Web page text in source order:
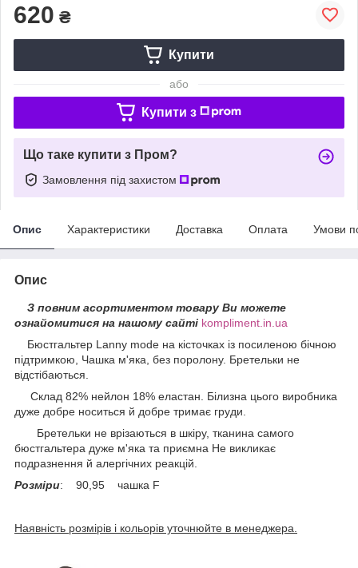
620 ₴
Купити
або
Купити з
Що таке купити з Пром?
Замовлення під захистом
Опис Характеристики Доставка Оплата Умови
Опис
З повним асортиментом товару Ви можете
ознайомитися на нашому сайті kompliment.in.ua
Бюстгальтер Lanny mode на кісточках із посиленою бічною
підтримкою, Чашка м'яка, без поролону. Бретельки не
відстібаються.
Склад 82% нейлон 18% еластан. Білизна цього виробника
дуже добре носиться й добре тримає груди.
Бретельки не врізаються в шкіру, тканина самого
бюстгальтера дуже м'яка та приємна Не викликає
подразнення й алергічних реакцій.
Розміри: 90,95 чашка F
Наявність розмірів і кольорів уточнюйте в менеджера.